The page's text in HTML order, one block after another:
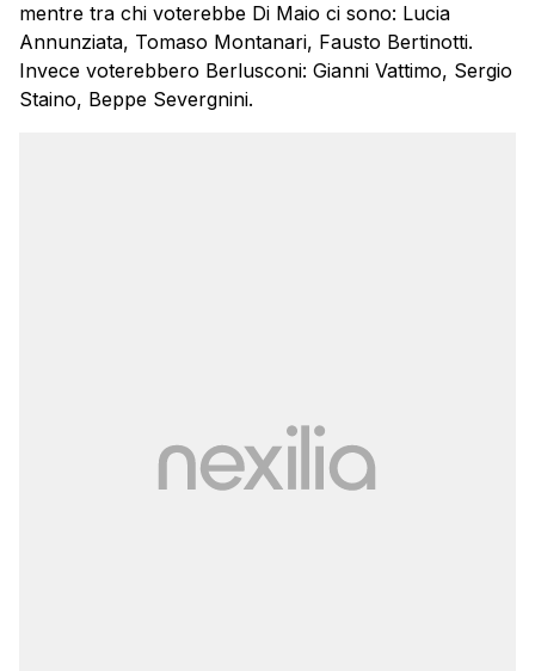
mentre tra chi voterebbe Di Maio ci sono: Lucia
Annunziata, Tomaso Montanari, Fausto Bertinotti.
Invece voterebbero Berlusconi: Gianni Vattimo, Sergio
Staino, Beppe Severgnini.